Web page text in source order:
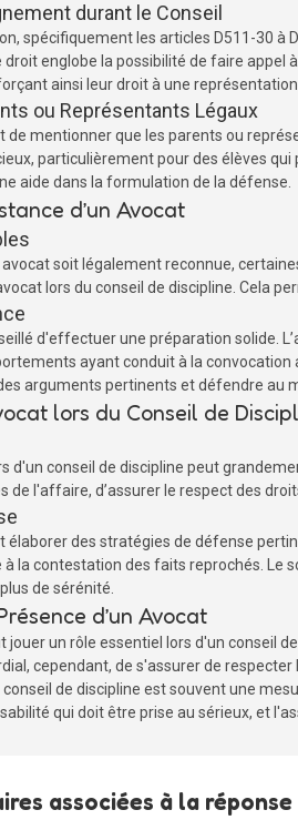
durant le Conseil
spécifiquement les articles D511-30
droit englobe la possibilité de faire
ainsi leur droit à une
ou Représentants Légaux
de mentionner que les parents ou
particulièrement pour des élèves
aide dans la formulation de la défense.
d’un Avocat
soit légalement reconnue,
lors du conseil de discipline. Cela
d'effectuer une préparation solide.
ayant conduit à la convocation
arguments pertinents et défendre au
lors du Conseil de
d'un conseil de discipline peut
de l'affaire, d’assurer le respect des
élaborer des stratégies de défense
la contestation des faits reprochés.
de sérénité.
d’un Avocat
jouer un rôle essentiel lors d'un conseil
cependant, de s'assurer de
de discipline est souvent une
qui doit être prise au sérieux, et
associées à la réponse